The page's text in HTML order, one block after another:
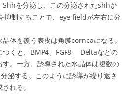
Shhを分泌し、この分泌されたshhが
抑制することで、eye fieldが左右に分
体を覆う表皮は角膜corneaになる。
つくと、BMP4、FGF8, Deltaなどの
す。一方、誘導された水晶体は複数の
泌する。このように誘導が繰り返さ
れる。